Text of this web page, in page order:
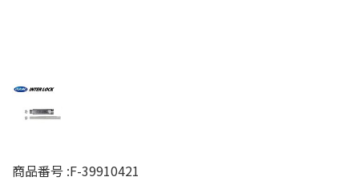
商品番号 :F-39910421